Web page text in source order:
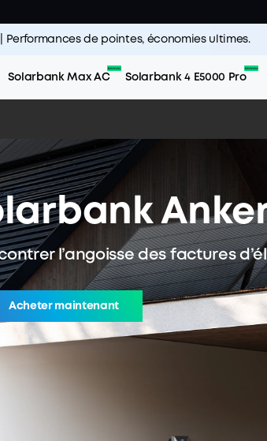
| Performances de pointes, économies ultimes.
Solarbank Max AC Solarbank 4 E5000 Pro
l’angoisse des factures
Acheter maintenant